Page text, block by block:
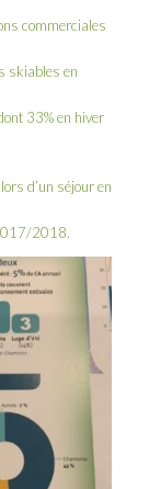
commerciales
skiables en
33% en hiver
d’un séjour en
2018.